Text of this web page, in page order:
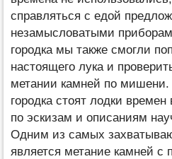
справляться с едой
незамысловатыми
городка мы также смогли
настоящего лука и
метании камней по мишени.
городка стоят лодки
по эскизам и описаниям
Одним из самых
является метание камней